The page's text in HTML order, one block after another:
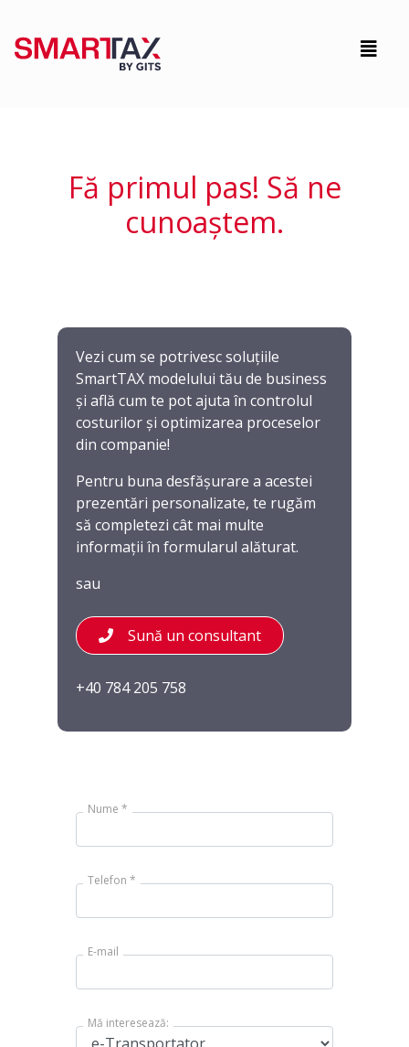
Fă primul pas! Să ne
cunoaștem.
Vezi cum se potrivesc soluțiile
SmartTAX modelului tău de business
și află cum te pot ajuta în controlul
costurilor și optimizarea proceselor
din companie!
Pentru buna desfășurare a acestei
prezentări personalizate, te rugăm
să completezi cât mai multe
informații în formularul alăturat.
sau
Sună un consultant
+40 784 205 758
Nume *
Telefon *
E-mail
Mă interesează: